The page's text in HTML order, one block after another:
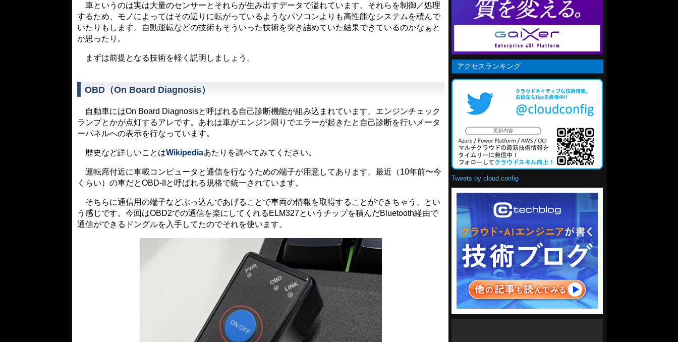
車というのは実は大量のセンサーとそれらが生み出すデータで溢れています。それらを制御／処理
するため、モノによってはその辺りに転がっているようなパソコンよりも高性能なシステムを積んで
いたりもします。自動運転などの技術もそういった技術を突き詰めていた結果できているのかなぁと
か思ったり。
まずは前提となる技術を軽く説明しましょう。
OBD（On Board Diagnosis）
自動車にはOn Board Diagnosisと呼ばれる自己診断機能が組み込まれています。エンジンチェック
ランプとかが点灯するアレです。あれは車がエンジン回りでエラーが起きたと自己診断を行いメータ
ーパネルへの表示を行なっています。
歴史など詳しいことはWikipediaあたりを調べてみてください。
運転席付近に車載コンピュータと通信を行なうための端子が用意してあります。最近（10年前〜今
くらい）の車だとOBD-IIと呼ばれる規格で統一されています。
そちらに通信用の端子などぶっ込んであげることで車両の情報を取得することができちゃう、とい
う感じです。今回はOBD2での通信を楽にしてくれるELM327というチップを積んだBluetooth経由で
通信ができるドングルを入手してたのでそれを使います。
アクセスランキング
Tweets by cloud.config